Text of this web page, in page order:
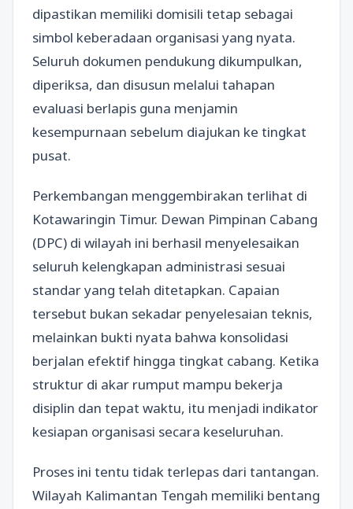
dipastikan memiliki domisili tetap sebagai
simbol keberadaan organisasi yang nyata.
Seluruh dokumen pendukung dikumpulkan,
diperiksa, dan disusun melalui tahapan
evaluasi berlapis guna menjamin
kesempurnaan sebelum diajukan ke tingkat
pusat.
Perkembangan menggembirakan terlihat di
Kotawaringin Timur. Dewan Pimpinan Cabang
(DPC) di wilayah ini berhasil menyelesaikan
seluruh kelengkapan administrasi sesuai
standar yang telah ditetapkan. Capaian
tersebut bukan sekadar penyelesaian teknis,
melainkan bukti nyata bahwa konsolidasi
berjalan efektif hingga tingkat cabang. Ketika
struktur di akar rumput mampu bekerja
disiplin dan tepat waktu, itu menjadi indikator
kesiapan organisasi secara keseluruhan.
Proses ini tentu tidak terlepas dari tantangan.
Wilayah Kalimantan Tengah memiliki bentang